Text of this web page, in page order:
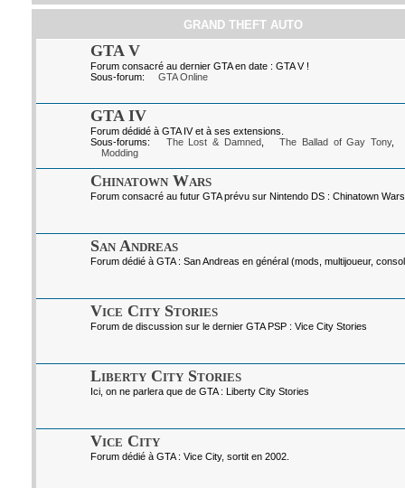
GRAND THEFT AUTO
GTA V
Forum consacré au dernier GTA en date : GTA V !
Sous-forum:
GTA Online
GTA IV
Forum dédidé à GTA IV et à ses extensions.
Sous-forums:
The Lost & Damned, The Ballad of Gay Tony,
Modding
Chinatown Wars
Forum consacré au futur GTA prévu sur Nintendo DS : Chinatown Wars
San Andreas
Forum dédié à GTA : San Andreas en général (mods, multijoueur,
Vice City Stories
Forum de discussion sur le dernier GTA PSP : Vice City Stories
Liberty City Stories
Ici, on ne parlera que de GTA : Liberty City Stories
Vice City
Forum dédié à GTA : Vice City, sortit en 2002.